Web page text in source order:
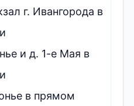
г. Ивангорода в
и д. 1-е Мая в
в прямом